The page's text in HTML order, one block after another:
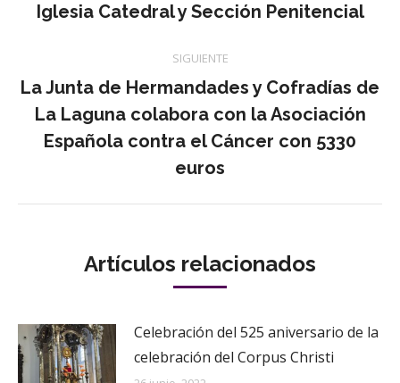
publicaciones
anterior:
Iglesia Catedral y Sección Penitencial
SIGUIENTE
Publicación
siguiente:
La Junta de Hermandades y Cofradías de
La Laguna colabora con la Asociación
Española contra el Cáncer con 5330
euros
Artículos relacionados
Celebración del 525 aniversario de la
celebración del Corpus Christi